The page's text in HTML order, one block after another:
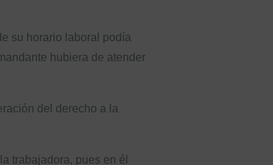
su horario laboral podía
hubiera de atender
del derecho a la
trabajadora, pues en él